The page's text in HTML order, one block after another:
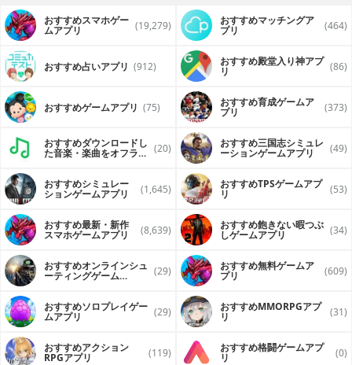
おすすめスマホゲー
ムアプリ (19,279) おすすめマッチングア
プリ (464)
おすすめ占いアプリ (912) おすすめ殿堂入り神アプ
リ (86)
おすすめゲームアプリ (75) おすすめ育成ゲームア
プリ (373)
おすすめダウンロードし
た音楽・楽曲をオフライ (20) おすすめ三国志シミュレ
ーションゲームアプリ (49)
おすすめシミュレー
ションゲームアプリ (1,645) おすすめTPSゲームアプ
リ (53)
おすすめ最新・新作
スマホゲームアプリ (8,639) おすすめ飽きない暇つぶ
しゲームアプリ (34)
おすすめオンラインシュ
ーティングゲーム (29) おすすめ無料ゲームア
プリ (609)
おすすめソロプレイゲー
ムアプリ (29) おすすめ MMORPGアプ
リ (31)
おすすめアクション
RPGアプリ (119) おすすめ格闘ゲームアプ
リ (0)